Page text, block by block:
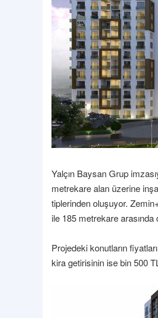
Yalçın Baysan Grup
metrekare alan üzerine
tiplerinden oluşuyor.
ile 185 metrekare
Projedeki konutların
kira getirisinin ise bin 500